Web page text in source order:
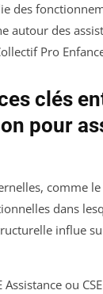
des
autour des
Pro
clés
pour
comme
dans
influe
ou